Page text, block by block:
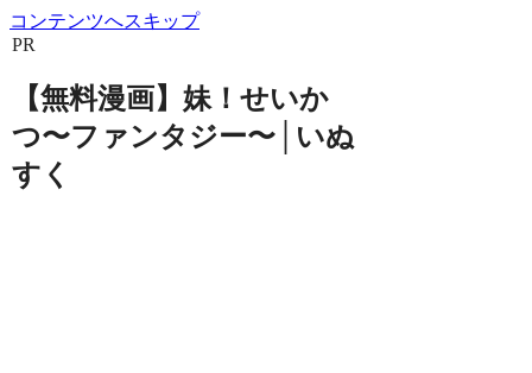
コンテンツへスキップ
PR
【無料漫画】妹！せいか
つ〜ファンタジー〜│いぬ
すく